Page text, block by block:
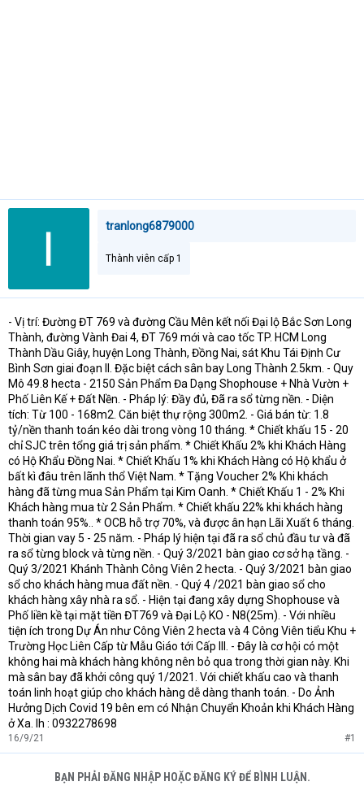
tranlong6879000
Thành viên cấp 1
- Vị trí: Đường ĐT 769 và đường Cầu Mên kết nối Đại lộ Bắc Sơn Long
Thành, đường Vành Đai 4, ĐT 769 mới và cao tốc TP. HCM Long
Thành Dầu Giây, huyện Long Thành, Đồng Nai, sát Khu Tái Định Cư
Bình Sơn giai đoạn II. Đặc biệt cách sân bay Long Thành 2.5km. - Quy
Mô 49.8 hecta - 2150 Sản Phẩm Đa Dạng Shophouse + Nhà Vườn +
Phố Liên Kế + Đất Nền. - Pháp lý: Đầy đủ, Đã ra sổ từng nền. - Diện
tích: Từ 100 - 168m2. Căn biệt thự rộng 300m2. - Giá bán từ: 1.8
tỷ/nền thanh toán kéo dài trong vòng 10 tháng. * Chiết khấu 15 - 20
chỉ SJC trên tổng giá trị sản phẩm. * Chiết Khấu 2% khi Khách Hàng
có Hộ Khẩu Đồng Nai. * Chiết Khấu 1% khi Khách Hàng có Hộ khẩu ở
bất kì đâu trên lãnh thổ Việt Nam. * Tặng Voucher 2% Khi khách
hàng đã từng mua Sản Phẩm tại Kim Oanh. * Chiết Khấu 1 - 2% Khi
Khách hàng mua từ 2 Sản Phẩm. * Chiết khấu 22% khi khách hàng
thanh toán 95%.. * OCB hỗ trợ 70%, và được ân hạn Lãi Xuất 6 tháng.
Thời gian vay 5 - 25 năm. - Pháp lý hiện tại đã ra sổ chủ đầu tư và đã
ra sổ từng block và từng nền. - Quý 3/2021 bàn giao cơ sở hạ tầng. -
Quý 3/2021 Khánh Thành Công Viên 2 hecta. - Quý 3/2021 bàn giao
sổ cho khách hàng mua đất nền. - Quý 4 /2021 bàn giao sổ cho
khách hàng xây nhà ra sổ. - Hiện tại đang xây dựng Shophouse và
Phố liền kề tại mặt tiền ĐT769 và Đại Lộ KO - N8(25m). - Với nhiều
tiện ích trong Dự Án như Công Viên 2 hecta và 4 Công Viên tiểu Khu +
Trường Học Liên Cấp từ Mẫu Giáo tới Cấp III. - Đây là cơ hội có một
không hai mà khách hàng không nên bỏ qua trong thời gian này. Khi
mà sân bay đã khởi công quý 1/2021. Với chiết khấu cao và thanh
toán linh hoạt giúp cho khách hàng dễ dàng thanh toán. - Do Ảnh
Hưởng Dịch Covid 19 bên em có Nhận Chuyển Khoản khi Khách Hàng
ở Xa. lh : 0932278698
16/9/21 #1
BẠN PHẢI ĐĂNG NHẬP HOẶC ĐĂNG KÝ ĐỂ BÌNH LUẬN.